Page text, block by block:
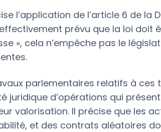
l’application de l’article 6 de la
effectivement prévu que la loi doit
», cela n’empêche pas le
parlementaires relatifs à ces
juridique d’opérations qui
valorisation. Il précise que les
et des contrats aléatoires